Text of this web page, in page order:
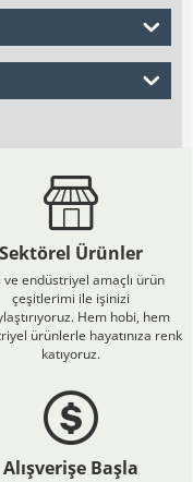
Sektörel Ürünler
ve endüstriyel amaçlı ürün
çeşitlerimi ile işinizi
Hem hobi, hem
ürünlerle hayatınıza renk
katıyoruz.
Alışverişe Başla